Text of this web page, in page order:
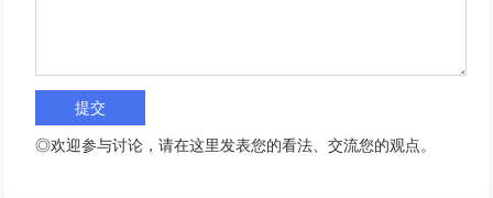
◎欢迎参与讨论，请在这里发表您的看法、交流您的观点。